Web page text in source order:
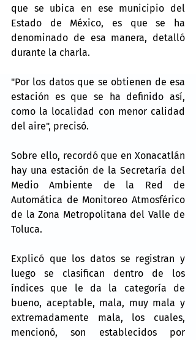
que se ubica en ese municipio del
Estado de México, es que se ha
denominado de esa manera, detalló
durante la charla.
"Por los datos que se obtienen de esa
estación es que se ha definido así,
como la localidad con menor calidad
del aire", precisó.
Sobre ello, recordó que en Xonacatlán
hay una estación de la Secretaría del
Medio Ambiente de la Red de
Automática de Monitoreo Atmosférico
de la Zona Metropolitana del Valle de
Toluca.
Explicó que los datos se registran y
luego se clasifican dentro de los
índices que le da la categoría de
bueno, aceptable, mala, muy mala y
extremadamente mala, los cuales,
mencionó, son establecidos por